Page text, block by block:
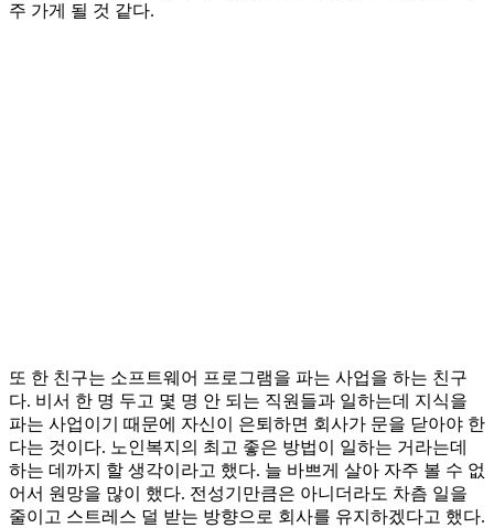
주 가게 될 것 같다.
또 한 친구는 소프트웨어 프로그램을 파는 사업을 하는 친구
다. 비서 한 명 두고 몇 명 안 되는 직원들과 일하는데 지식을
파는 사업이기 때문에 자신이 은퇴하면 회사가 문을 닫아야 한
다는 것이다. 노인복지의 최고 좋은 방법이 일하는 거라는데
하는 데까지 할 생각이라고 했다. 늘 바쁘게 살아 자주 볼 수 없
어서 원망을 많이 했다. 전성기만큼은 아니더라도 차츰 일을
줄이고 스트레스 덜 받는 방향으로 회사를 유지하겠다고 했다.